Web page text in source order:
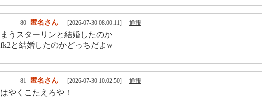
80 匿名さん [2026-07-30 08:00:11] 通報
まうスターリンと結婚したのか
fk2と結婚したのかどっちだよw
81 匿名さん [2026-07-30 10:02:50] 通報
はやくこたえろや！